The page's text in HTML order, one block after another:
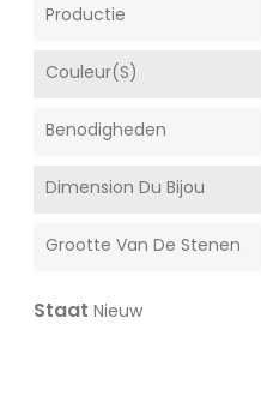
Productie
Couleur(s)
Benodigheden
Dimension Du Bijou
Grootte Van De Stenen
Staat Nieuw